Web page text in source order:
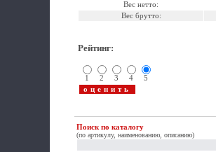
Вес нетто:
Вес брутто:
Рейтинг:
1 2 3 4 5
Поиск по каталогу
(по артикулу, наименованию, описанию)